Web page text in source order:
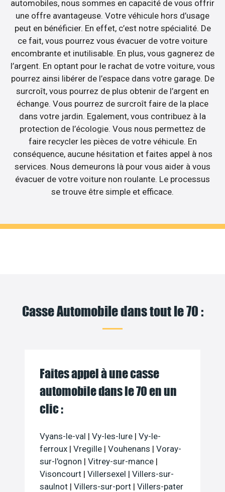
automobiles, nous sommes en capacité de vous offrir
une offre avantageuse. Votre véhicule hors d’usage
peut en bénéficier. En effet, c’est notre spécialité. De
ce fait, vous pourrez vous évacuer de votre voiture
encombrante et inutilisable. En plus, vous gagnerez de
l’argent. En optant pour le rachat de votre voiture, vous
pourrez ainsi libérer de l’espace dans votre garage. De
surcroît, vous pourrez de plus obtenir de l’argent en
échange. Vous pourrez de surcroît faire de la place
dans votre jardin. Egalement, vous contribuez à la
protection de l’écologie. Vous nous permettez de
faire recycler les pièces de votre véhicule. En
conséquence, aucune hésitation et faites appel à nos
services. Nous demeurons là pour vous aider à vous
évacuer de votre voiture non roulante. Le processus
se trouve être simple et efficace.
Casse Automobile dans tout le 70 :
Faites appel à une casse
automobile dans le 70 en un
clic :
Vyans-le-val | Vy-les-lure | Vy-le-
ferroux | Vregille | Vouhenans | Voray-
sur-l'ognon | Vitrey-sur-mance |
Visoncourt | Villersexel | Villers-sur-
saulnot | Villers-sur-port | Villers-pater